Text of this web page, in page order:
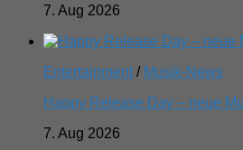
7. Aug 2026
Entertainment / Musik-News
Happy Release Day – neue
7. Aug 2026